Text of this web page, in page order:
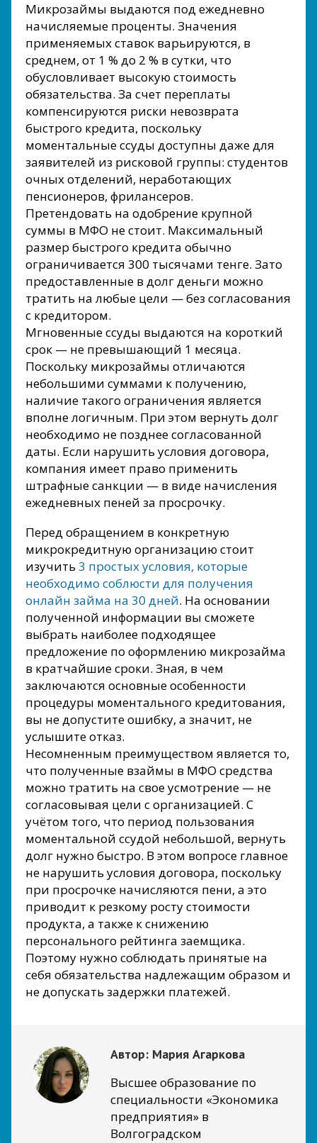
Микрозаймы выдаются под ежедневно
начисляемые проценты. Значения
применяемых ставок варьируются, в
среднем, от 1 % до 2 % в сутки, что
обусловливает высокую стоимость
обязательства. За счет переплаты
компенсируются риски невозврата
быстрого кредита, поскольку
моментальные ссуды доступны даже для
заявителей из рисковой группы: студентов
очных отделений, неработающих
пенсионеров, фрилансеров.
Претендовать на одобрение крупной
суммы в МФО не стоит. Максимальный
размер быстрого кредита обычно
ограничивается 300 тысячами тенге. Зато
предоставленные в долг деньги можно
тратить на любые цели — без согласования
с кредитором.
Мгновенные ссуды выдаются на короткий
срок — не превышающий 1 месяца.
Поскольку микрозаймы отличаются
небольшими суммами к получению,
наличие такого ограничения является
вполне логичным. При этом вернуть долг
необходимо не позднее согласованной
даты. Если нарушить условия договора,
компания имеет право применить
штрафные санкции — в виде начисления
ежедневных пеней за просрочку.
Перед обращением в конкретную
микрокредитную организацию стоит
изучить 3 простых условия, которые
необходимо соблюсти для получения
онлайн займа на 30 дней. На основании
полученной информации вы сможете
выбрать наиболее подходящее
предложение по оформлению микрозайма
в кратчайшие сроки. Зная, в чем
заключаются основные особенности
процедуры моментального кредитования,
вы не допустите ошибку, а значит, не
услышите отказ.
Несомненным преимуществом является то,
что полученные взаймы в МФО средства
можно тратить на свое усмотрение — не
согласовывая цели с организацией. С
учётом того, что период пользования
моментальной ссудой небольшой, вернуть
долг нужно быстро. В этом вопросе главное
не нарушить условия договора, поскольку
при просрочке начисляются пени, а это
приводит к резкому росту стоимости
продукта, а также к снижению
персонального рейтинга заемщика.
Поэтому нужно соблюдать принятые на
себя обязательства надлежащим образом и
не допускать задержки платежей.
Автор: Мария Агаркова
Высшее образование по
специальности «Экономика
предприятия» в
Волгоградском